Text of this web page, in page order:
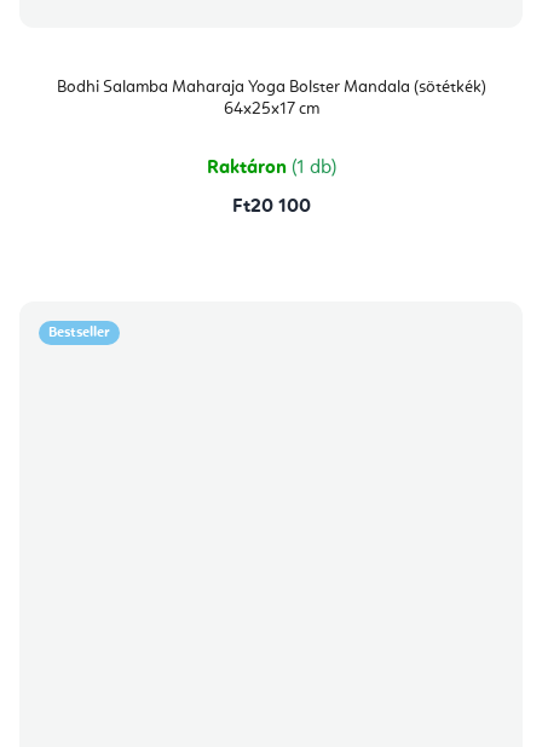
Bodhi Salamba Maharaja Yoga Bolster Mandala (sötétkék)
64x25x17 cm
Raktáron (1 db)
Ft20 100
Bestseller